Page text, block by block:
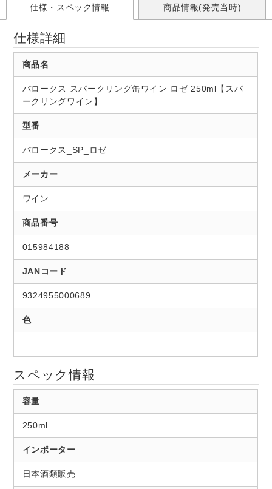
仕様・スペック情報 商品情報(発売当時)
仕様詳細
商品名
バロークス スパークリング缶ワイン ロゼ 250ml【スパ
ークリングワイン】
型番
バロークス_SP_ロゼ
メーカー
ワイン
商品番号
015984188
JANコード
9324955000689
色
スペック情報
容量
250ml
インポーター
日本酒類販売